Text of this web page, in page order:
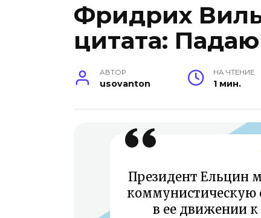
Фридрих
цитата:
АВТОР
usovanton
НА ЧТЕНИЕ
1 мин.
Президент Ельцин
коммунистическую
в ее движении